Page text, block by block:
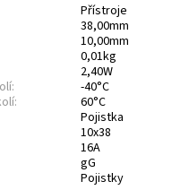
Přístroje
38,00mm
10,00mm
0,01kg
2,40W
-40°C
60°C
Pojistka
10x38
16A
gG
Pojistky